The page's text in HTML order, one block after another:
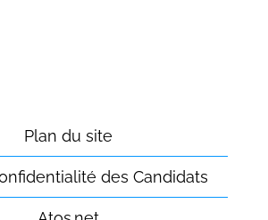
Plan du site
des Candidats